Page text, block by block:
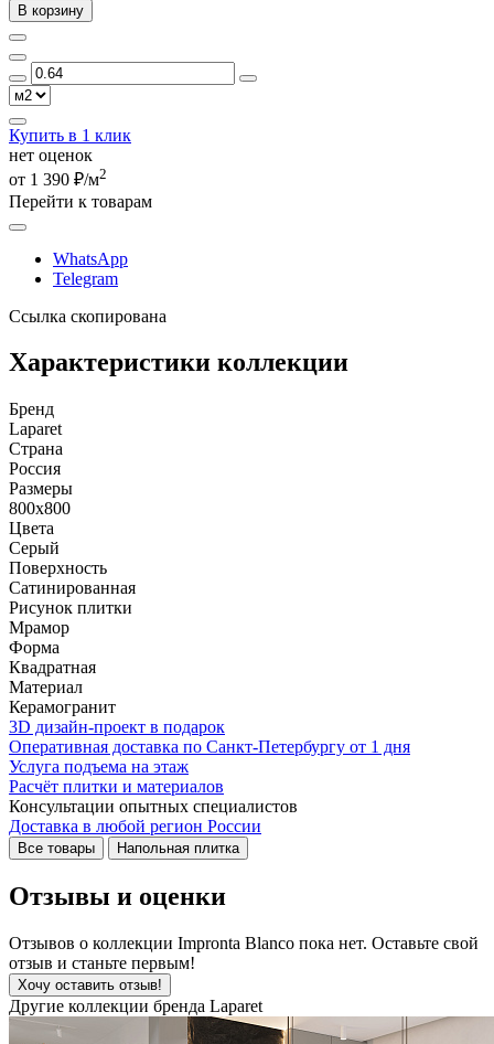
В корзину
Купить в 1 клик
нет оценок
от 1 390 ₽/м2
Перейти к товарам
WhatsApp
Telegram
Ссылка скопирована
Характеристики коллекции
Бренд
Laparet
Страна
Россия
Размеры
800x800
Цвета
Серый
Поверхность
Сатинированная
Рисунок плитки
Мрамор
Форма
Квадратная
Материал
Керамогранит
3D дизайн-проект в подарок
Оперативная доставка по Санкт-Петербургу от 1 дня
Услуга подъема на этаж
Расчёт плитки и материалов
Консультации опытных специалистов
Доставка в любой регион России
Все товары Напольная плитка
Отзывы и оценки
Отзывов о коллекции Impronta Blanco пока нет. Оставьте свой
отзыв и станьте первым!
Хочу оставить отзыв!
Другие коллекции бренда Laparet